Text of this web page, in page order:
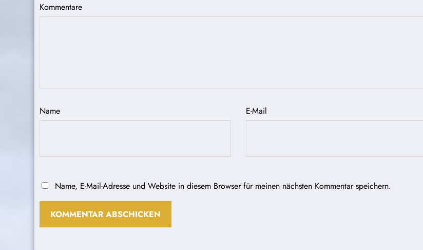
Kommentare
Name E-Mail
Name, E-Mail-Adresse und Website in diesem Browser für meinen nächsten Kommentar speichern.